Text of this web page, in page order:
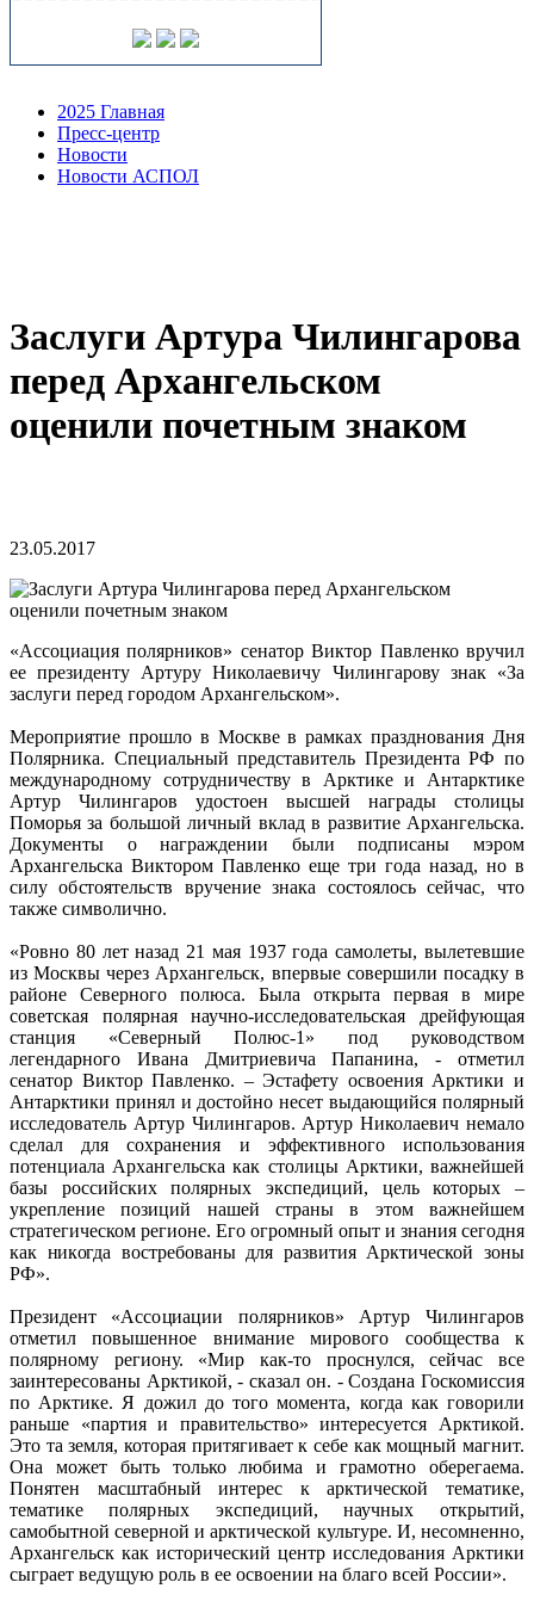
2025 Главная
Пресс-центр
Новости
Новости АСПОЛ
Заслуги Артура Чилингарова
перед Архангельском
оценили почетным знаком
23.05.2017
«Ассоциация полярников» сенатор Виктор Павленко вручил
ее президенту Артуру Николаевичу Чилингарову знак «За
заслуги перед городом Архангельском».
Мероприятие прошло в Москве в рамках празднования Дня
Полярника. Специальный представитель Президента РФ по
международному сотрудничеству в Арктике и Антарктике
Артур Чилингаров удостоен высшей награды столицы
Поморья за большой личный вклад в развитие Архангельска.
Документы о награждении были подписаны мэром
Архангельска Виктором Павленко еще три года назад, но в
силу обстоятельств вручение знака состоялось сейчас, что
также символично.
«Ровно 80 лет назад 21 мая 1937 года самолеты, вылетевшие
из Москвы через Архангельск, впервые совершили посадку в
районе Северного полюса. Была открыта первая в мире
советская полярная научно-исследовательская дрейфующая
станция «Северный Полюс-1» под руководством
легендарного Ивана Дмитриевича Папанина, - отметил
сенатор Виктор Павленко. – Эстафету освоения Арктики и
Антарктики принял и достойно несет выдающийся полярный
исследователь Артур Чилингаров. Артур Николаевич немало
сделал для сохранения и эффективного использования
потенциала Архангельска как столицы Арктики, важнейшей
базы российских полярных экспедиций, цель которых –
укрепление позиций нашей страны в этом важнейшем
стратегическом регионе. Его огромный опыт и знания сегодня
как никогда востребованы для развития Арктической зоны
РФ».
Президент «Ассоциации полярников» Артур Чилингаров
отметил повышенное внимание мирового сообщества к
полярному региону. «Мир как-то проснулся, сейчас все
заинтересованы Арктикой, - сказал он. - Создана Госкомиссия
по Арктике. Я дожил до того момента, когда как говорили
раньше «партия и правительство» интересуется Арктикой.
Это та земля, которая притягивает к себе как мощный магнит.
Она может быть только любима и грамотно оберегаема.
Понятен масштабный интерес к арктической тематике,
тематике полярных экспедиций, научных открытий,
самобытной северной и арктической культуре. И, несомненно,
Архангельск как исторический центр исследования Арктики
сыграет ведущую роль в ее освоении на благо всей России».